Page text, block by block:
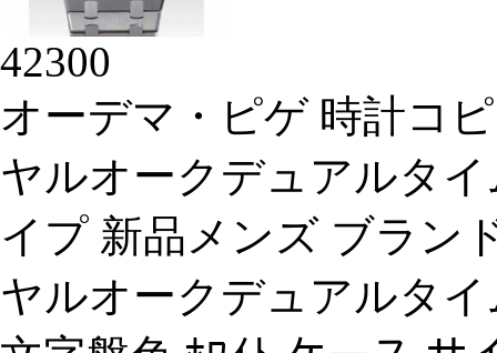
42300
オーデマ・ピゲ 時計コ
ヤルオークデュアルタイ
イプ 新品メンズ ブラン
ヤルオークデュアルタイ